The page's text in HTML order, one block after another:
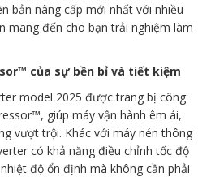
bản nâng cấp mới nhất với nhiều
mang đến cho bạn trải nghiệm làm
của sự bền bỉ và tiết kiệm
model 2025 được trang bị công
giúp máy vận hành êm ái,
vượt trội. Khác với máy nén thông
có khả năng điều chỉnh tốc độ
độ ổn định mà không cần phải